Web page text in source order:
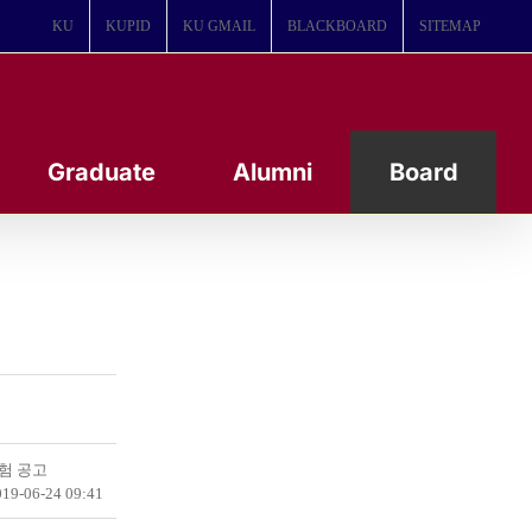
KU KUPID KU GMAIL BLACKBOARD SITEMAP
Graduate Alumni Board
공고
06-24 09:41